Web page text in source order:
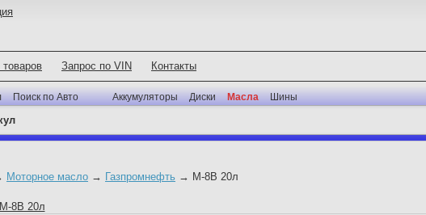
товаров Запрос по VIN Контакты
Поиск по Авто Аккумуляторы Диски Масла Шины
Моторное масло → Газпромнефть → М-8В 20л